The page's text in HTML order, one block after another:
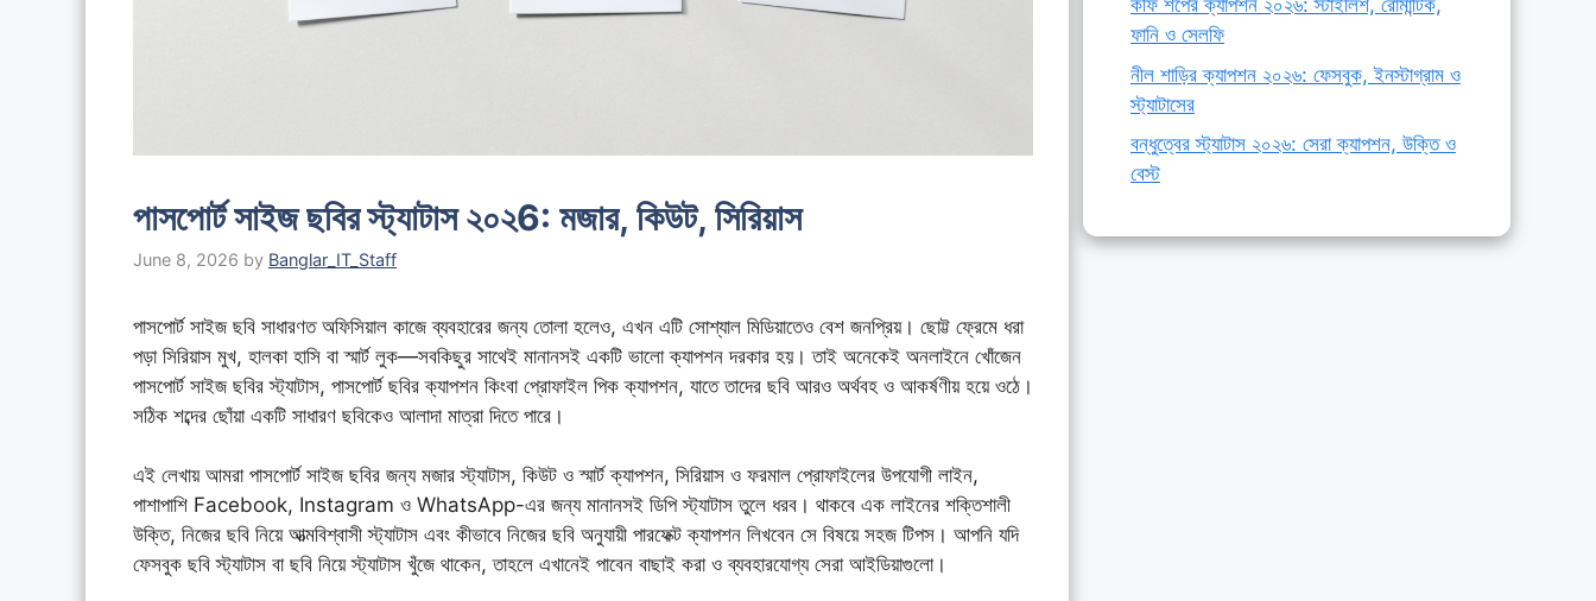
পাসপোর্ট সাইজ ছবির স্ট্যাটাস ২০২6: মজার, কিউট, সিরিয়াস
June 8, 2026 by Banglar_IT_Staff
পাসপোর্ট সাইজ ছবি সাধারণত অফিসিয়াল কাজে ব্যবহারের জন্য তোলা হলেও, এখন এটি সোশ্যাল মিডিয়াতেও বেশ জনপ্রিয়। ছোট্ট ফ্রেমে ধরা
পড়া সিরিয়াস মুখ, হালকা হাসি বা স্মার্ট লুক—সবকিছুর সাথেই মানানসই একটি ভালো ক্যাপশন দরকার হয়। তাই অনেকেই অনলাইনে খোঁজেন
পাসপোর্ট সাইজ ছবির স্ট্যাটাস, পাসপোর্ট ছবির ক্যাপশন কিংবা প্রোফাইল পিক ক্যাপশন, যাতে তাদের ছবি আরও অর্থবহ ও আকর্ষণীয় হয়ে ওঠে।
সঠিক শব্দের ছোঁয়া একটি সাধারণ ছবিকেও আলাদা মাত্রা দিতে পারে।
এই লেখায় আমরা পাসপোর্ট সাইজ ছবির জন্য মজার স্ট্যাটাস, কিউট ও স্মার্ট ক্যাপশন, সিরিয়াস ও ফরমাল প্রোফাইলের উপযোগী লাইন,
পাশাপাশি Facebook, Instagram ও WhatsApp-এর জন্য মানানসই ডিপি স্ট্যাটাস তুলে ধরব। থাকবে এক লাইনের শক্তিশালী
উক্তি, নিজের ছবি নিয়ে আত্মবিশ্বাসী স্ট্যাটাস এবং কীভাবে নিজের ছবি অনুযায়ী পারফেক্ট ক্যাপশন লিখবেন সে বিষয়ে সহজ টিপস। আপনি যদি
ফেসবুক ছবি স্ট্যাটাস বা ছবি নিয়ে স্ট্যাটাস খুঁজে থাকেন, তাহলে এখানেই পাবেন বাছাই করা ও ব্যবহারযোগ্য সেরা আইডিয়াগুলো।
কফি শপের ক্যাপশন ২০২৬: স্টাইলিশ, রোমান্টিক,
ফানি ও সেলফি
নীল শাড়ির ক্যাপশন ২০২৬: ফেসবুক, ইনস্টাগ্রাম ও
স্ট্যাটাসের
বন্ধুত্বের স্ট্যাটাস ২০২৬: সেরা ক্যাপশন, উক্তি ও
বেস্ট